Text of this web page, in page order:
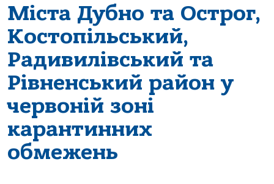
Міста Дубно та Острог,
Костопільський,
Радивилівський та
Рівненський район у
червоній зоні
карантинних
обмежень